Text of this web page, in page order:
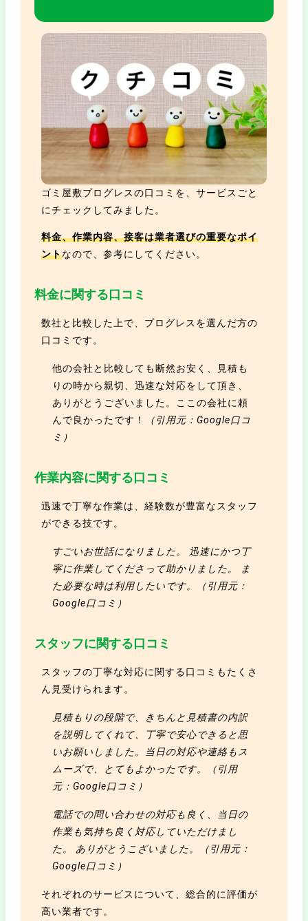
る口コミ評判は？
ゴミ屋敷プログレスの口コミを、サービスごと
にチェックしてみました。
料金、作業内容、接客は業者選びの重要なポイ
ントなので、参考にしてください。
料金に関する口コミ
数社と比較した上で、プログレスを選んだ方の
口コミです。
他の会社と比較しても断然お安く、見積も
りの時から親切、迅速な対応をして頂き、
ありがとうございました。ここの会社に頼
んで良かったです！
（引用元：Google口コ
ミ）
作業内容に関する口コミ
迅速で丁寧な作業は、経験数が豊富なスタッフ
ができる技です。
すごいお世話になりました。 迅速にかつ丁
寧に作業してくださって助かりました。 ま
た必要な時は利用したいです。（引用元：
Google口コミ）
スタッフに関する口コミ
スタッフの丁寧な対応に関する口コミもたくさ
ん見受けられます。
見積もりの段階で、きちんと見積書の内訳
を説明してくれて、丁寧で安心できると思
いお願いしました。当日の対応や連絡もス
ムーズで、とてもよかったです。（引用
元：Google口コミ）
電話での問い合わせの対応も良く、当日の
作業も気持ち良く対応していただけまし
た。 ありがとうこざいました。（引用元：
Google口コミ）
それぞれのサービスについて、総合的に評価が
高い業者です。